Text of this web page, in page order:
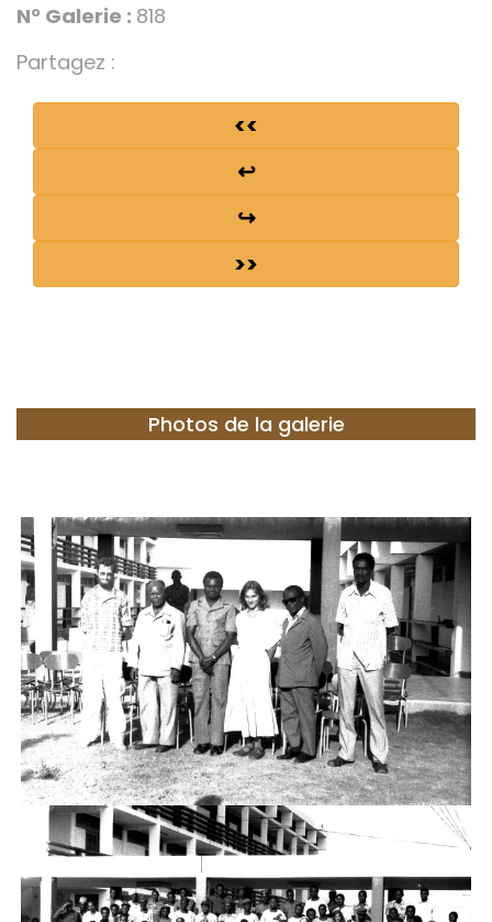
N° Galerie : 818
Partagez :
<<
↩
↪
>>
Photos de la galerie